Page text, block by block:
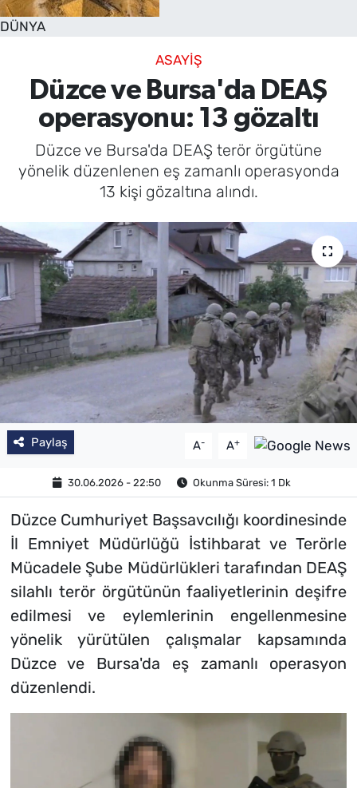
DÜNYA
ASAYİŞ
Düzce ve Bursa'da DEAŞ
operasyonu: 13 gözaltı
Düzce ve Bursa'da DEAŞ terör örgütüne
yönelik düzenlenen eş zamanlı operasyonda
13 kişi gözaltına alındı.
Paylaş A- A+
30.06.2026 - 22:50 Okunma Süresi: 1 Dk
Düzce Cumhuriyet Başsavcılığı koordinesinde
İl Emniyet Müdürlüğü İstihbarat ve Terörle
Mücadele Şube Müdürlükleri tarafından DEAŞ
silahlı terör örgütünün faaliyetlerinin deşifre
edilmesi ve eylemlerinin engellenmesine
yönelik yürütülen çalışmalar kapsamında
Düzce ve Bursa'da eş zamanlı operasyon
düzenlendi.